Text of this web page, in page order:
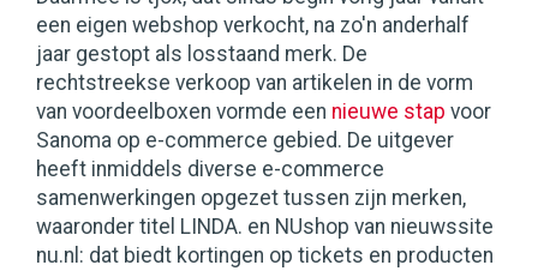
een eigen webshop verkocht, na zo'n anderhalf
jaar gestopt als losstaand merk. De
rechtstreekse verkoop van artikelen in de vorm
van voordeelboxen vormde een nieuwe stap voor
Sanoma op e-commerce gebied. De uitgever
heeft inmiddels diverse e-commerce
samenwerkingen opgezet tussen zijn merken,
waaronder titel LINDA. en NUshop van nieuwssite
nu.nl: dat biedt kortingen op tickets en producten